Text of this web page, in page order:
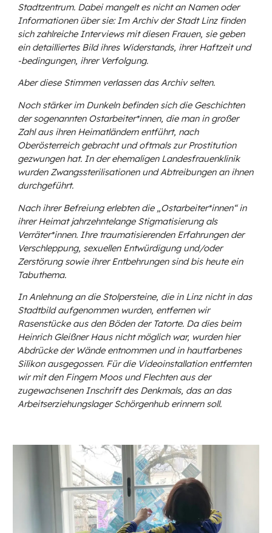
Stadtzentrum. Dabei mangelt es nicht an Namen oder
Informationen über sie: Im Archiv der Stadt Linz finden
sich zahlreiche Interviews mit diesen Frauen, sie geben
ein detailliertes Bild ihres Widerstands, ihrer Haftzeit und
-bedingungen, ihrer Verfolgung.
Aber diese Stimmen verlassen das Archiv selten.
Noch stärker im Dunkeln befinden sich die Geschichten
der sogenannten Ostarbeiter*innen, die man in großer
Zahl aus ihren Heimatländern entführt, nach
Oberösterreich gebracht und oftmals zur Prostitution
gezwungen hat. In der ehemaligen Landesfrauenklinik
wurden Zwangssterilisationen und Abtreibungen an ihnen
durchgeführt.
Nach ihrer Befreiung erlebten die „Ostarbeiter*innen“ in
ihrer Heimat jahrzehntelange Stigmatisierung als
Verräter*innen. Ihre traumatisierenden Erfahrungen der
Verschleppung, sexuellen Entwürdigung und/oder
Zerstörung sowie ihrer Entbehrungen sind bis heute ein
Tabuthema.
In Anlehnung an die Stolpersteine, die in Linz nicht in das
Stadtbild aufgenommen wurden, entfernen wir
Rasenstücke aus den Böden der Tatorte. Da dies beim
Heinrich Gleißner Haus nicht möglich war, wurden hier
Abdrücke der Wände entnommen und in hautfarbenes
Silikon ausgegossen. Für die Videoinstallation entfernten
wir mit den Fingern Moos und Flechten aus der
zugewachsenen Inschrift des Denkmals, das an das
Arbeitserziehungslager Schörgenhub erinnern soll.